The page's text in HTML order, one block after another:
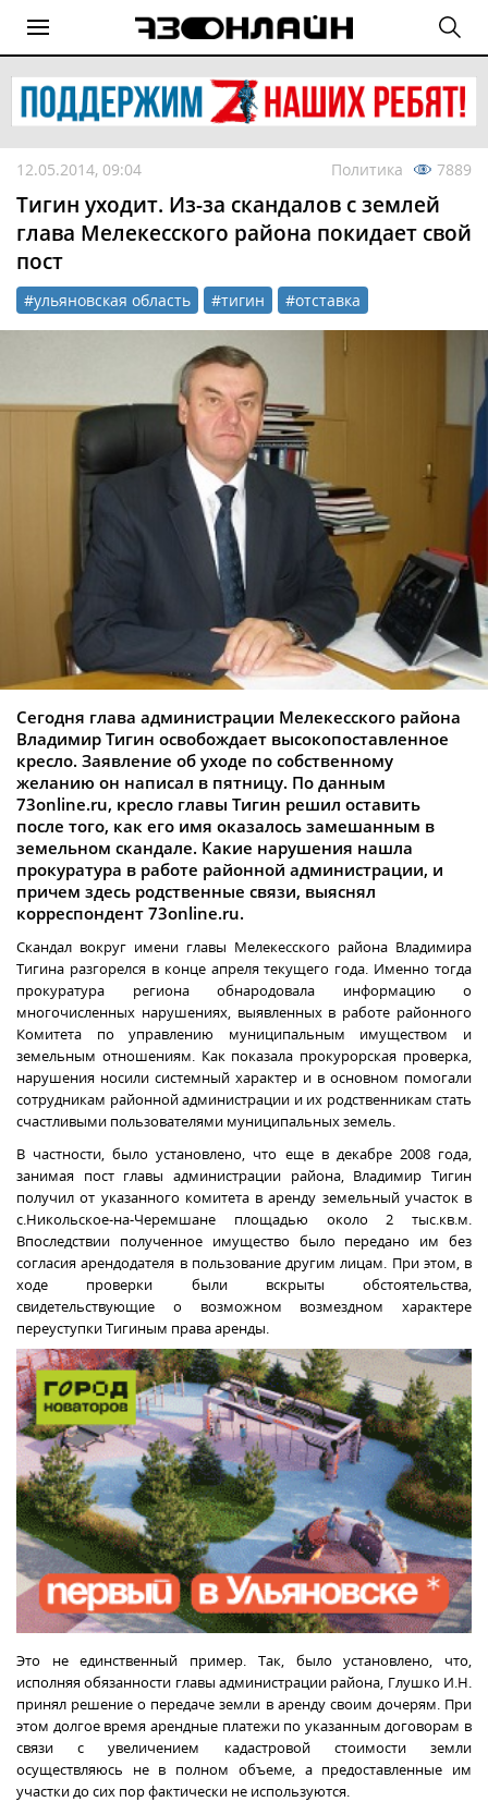
12.05.2014, 09:04 Политика 7889
Тигин уходит. Из-за скандалов с землей
глава Мелекесского района покидает свой
пост
#ульяновская область #тигин #отставка
Сегодня глава администрации Мелекесского района
Владимир Тигин освобождает высокопоставленное
кресло. Заявление об уходе по собственному
желанию он написал в пятницу. По данным
73online.ru, кресло главы Тигин решил оставить
после того, как его имя оказалось замешанным в
земельном скандале. Какие нарушения нашла
прокуратура в работе районной администрации, и
причем здесь родственные связи, выяснял
корреспондент 73online.ru.
Скандал вокруг имени главы Мелекесского района Владимира
Тигина разгорелся в конце апреля текущего года. Именно тогда
прокуратура региона обнародовала информацию о
многочисленных нарушениях, выявленных в работе районного
Комитета по управлению муниципальным имуществом и
земельным отношениям. Как показала прокурорская проверка,
нарушения носили системный характер и в основном помогали
сотрудникам районной администрации и их родственникам стать
счастливыми пользователями муниципальных земель.
В частности, было установлено, что еще в декабре 2008 года,
занимая пост главы администрации района, Владимир Тигин
получил от указанного комитета в аренду земельный участок в
с.Никольское-на-Черемшане площадью около 2 тыс.кв.м.
Впоследствии полученное имущество было передано им без
согласия арендодателя в пользование другим лицам. При этом, в
ходе проверки были вскрыты обстоятельства,
свидетельствующие о возможном возмездном характере
переуступки Тигиным права аренды.
Это не единственный пример. Так, было установлено, что,
исполняя обязанности главы администрации района, Глушко И.Н.
принял решение о передаче земли в аренду своим дочерям. При
этом долгое время арендные платежи по указанным договорам в
связи с увеличением кадастровой стоимости земли
осуществляюсь не в полном объеме, а предоставленные им
участки до сих пор фактически не используются.